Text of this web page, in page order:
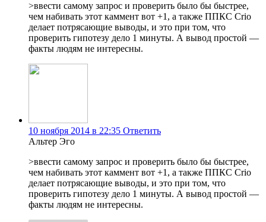
>ввести самому запрос и проверить было бы быстрее,
чем набивать этот каммент вот +1, а также ППКС Crio
делает потрясающие выводы, и это при том, что
проверить гипотезу дело 1 минуты. А вывод простой —
факты людям не интересны.
10 ноября 2014 в 22:35 Ответить
Альтер Эго
>ввести самому запрос и проверить было бы быстрее,
чем набивать этот каммент вот +1, а также ППКС Crio
делает потрясающие выводы, и это при том, что
проверить гипотезу дело 1 минуты. А вывод простой —
факты людям не интересны.